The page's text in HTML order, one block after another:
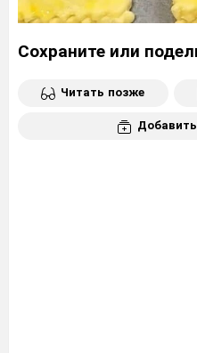
Сохраните или
Читать позже